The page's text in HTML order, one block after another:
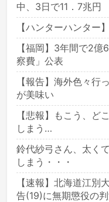
中、3日で11．7兆円
【ハンターハンター
【福岡】3年間で2
察費」公表
【報告】海外色々行
が美味い
【悲報】もこう、ど
しまう…
鈴代紗弓さん、太く
しまう・・・
【速報】北海道江別
告(19)に無期懲役の